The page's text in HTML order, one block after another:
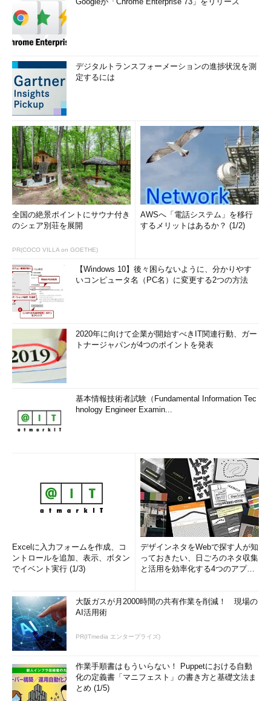
デジタルトランスフォーメーションの進捗状況を測
定するには
全国の絶景ポイントにサウナ付き
のシェア別荘を展開
PR(COCO VILLA on GOETHE)
AWSへ「電話システム」を移行
するメリットはあるか？ (1/2)
【Windows 10】後々困らないように、分かりやす
いコンピュータ名（PC名）に変更する2つの方法
2020年に向けて企業が開始すべきIT関連行動、ガー
トナージャパンが4つのポイントを発表
基本情報技術者試験（Fundamental Information Tec
hnology Engineer Examin...
Excelに入力フォームを作成、コ
ントロールを追加、表示、ボタン
でイベント実行 (1/3)
デザインネタをWebで探す人が知
っておきたい、日ごろのネタ収集
と活用を効率化する4つのアプリ
大阪ガスが月2000時間の共有作業を削減！ 現場の
AI活用術
PR(ITmedia エンタープライズ)
作業手順書はもういらない！ Puppetにおける自動
化の定義書「マニフェスト」の書き方と基礎文法ま
とめ (1/5)